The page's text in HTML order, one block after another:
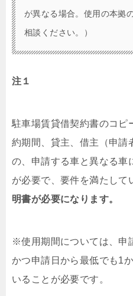
が異なる場合。使用の本拠
相談ください。）
注１
駐車場賃貸借契約書のコピ
約期間、貸主、借主（申請
の、申請する車と異なる車
が必要で、要件を満たして
明書が必要になります。
※使用期間については、申
かつ申請日から最低でも1
いることが必要です。